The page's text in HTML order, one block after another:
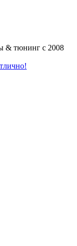
& тюнинг с 2008